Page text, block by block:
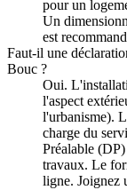
pour un
Un
est
Faut-il une
Bouc ?
Oui.
l'aspect
l'urbanisme).
charge du
Préalable
travaux. Le
ligne. Joignez